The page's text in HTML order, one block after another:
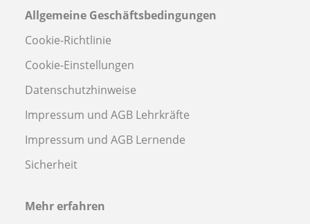
Allgemeine Geschäftsbedingungen
Cookie-Richtlinie
Cookie-Einstellungen
Datenschutzhinweise
Impressum und AGB Lehrkräfte
Impressum und AGB Lernende
Sicherheit
Mehr erfahren